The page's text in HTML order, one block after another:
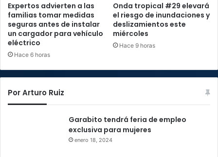
Expertos advierten a las
familias tomar medidas
seguras antes de instalar
un cargador para vehículo
eléctrico
Hace 6 horas
Onda tropical #29 elevará
el riesgo de inundaciones y
deslizamientos este
miércoles
Hace 9 horas
Por Arturo Ruiz
Garabito tendrá feria de empleo
exclusiva para mujeres
enero 18, 2024